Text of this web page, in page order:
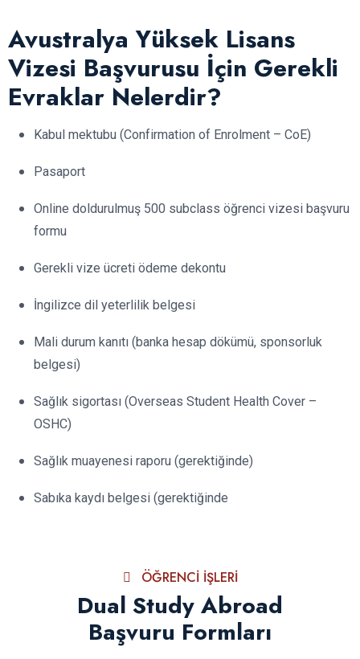
Avustralya Yüksek Lisans
Vizesi Başvurusu İçin Gerekli
Evraklar Nelerdir?
Kabul mektubu (Confirmation of Enrolment – CoE)
Pasaport
Online doldurulmuş 500 subclass öğrenci vizesi başvuru
formu
Gerekli vize ücreti ödeme dekontu
İngilizce dil yeterlilik belgesi
Mali durum kanıtı (banka hesap dökümü, sponsorluk
belgesi)
Sağlık sigortası (Overseas Student Health Cover –
OSHC)
Sağlık muayenesi raporu (gerektiğinde)
Sabıka kaydı belgesi (gerektiğinde
ÖĞRENCI İŞLERI
Dual Study Abroad
Başvuru Formları